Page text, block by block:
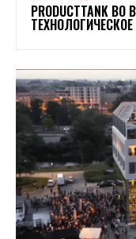
PRODUCTTANK